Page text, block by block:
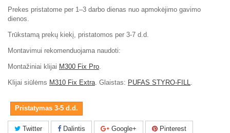
Prekes pristatome per 1–3 darbo dienas nuo apmokėjimo gavimo
dienos.
Trūkstamą prekų kiekį, pristatomos per 3-7 d.d.
Montavimui rekomenduojama naudoti:
Montažiniai klijai M300 Fix Pro.
Klijai siūlėms M310 Fix Extra. Glaistas: PUFAS STYRO-FILL.
Pristatymas 3-5 d.d.
Twitter Dalintis Google+ Pinterest